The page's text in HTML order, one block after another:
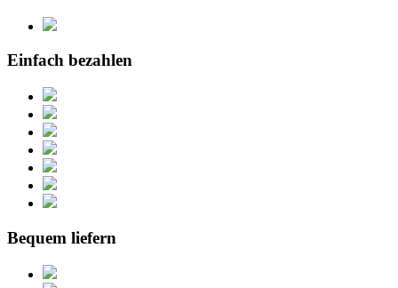
Einfach bezahlen
Bequem liefern